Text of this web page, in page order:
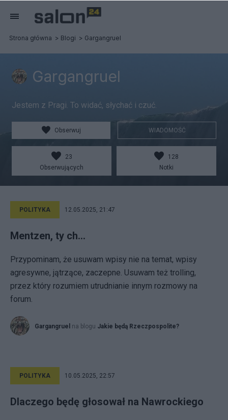
Strona główna Blogi Gargangruel
Gargangruel
Jestem z Pragi. To widać, słychać i czuć.
Obserwuj WIADOMOŚĆ
23
Obserwujących
128
Notki
POLITYKA 12.05.2025, 21:47
Mentzen, ty ch…
Przypominam, że usuwam wpisy nie na temat, wpisy
agresywne, jątrzące, zaczepne. Usuwam też trolling,
przez który rozumiem utrudnianie innym rozmowy na
forum.
Gargangruel na blogu Jakie będą Rzeczpospolite?
POLITYKA 10.05.2025, 22:57
Dlaczego będę głosował na Nawrockiego